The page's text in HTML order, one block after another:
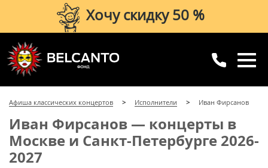
Хочу скидку 50 %
8 (499) 923-22-78
8 (800) 770-09-71
для регионов
Афиша классических концертов Исполнители Иван Фирсанов
Иван Фирсанов — концерты в
Москве и Санкт-Петербурге 2026-
2027